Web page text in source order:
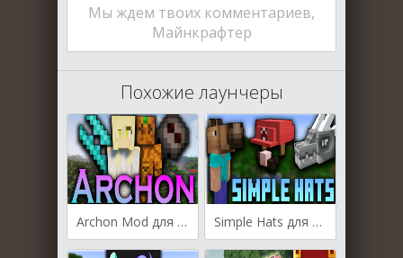
Мы ждем твоих комментариев,
Майнкрафтер
Похожие лаунчеры
Archon Mod для Майнкрафт [1.20.1, 1.19.2, 1.18.2] Simple Hats для Майнкрафт [1.20.1, 1.20, 1.19.4]